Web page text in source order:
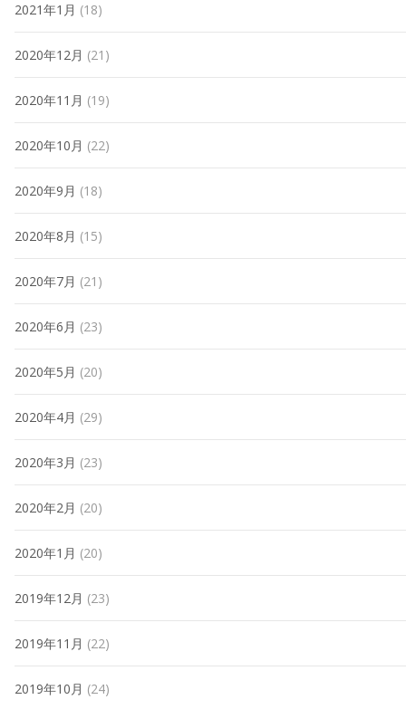
2021年1月 (18)
2020年12月 (21)
2020年11月 (19)
2020年10月 (22)
2020年9月 (18)
2020年8月 (15)
2020年7月 (21)
2020年6月 (23)
2020年5月 (20)
2020年4月 (29)
2020年3月 (23)
2020年2月 (20)
2020年1月 (20)
2019年12月 (23)
2019年11月 (22)
2019年10月 (24)